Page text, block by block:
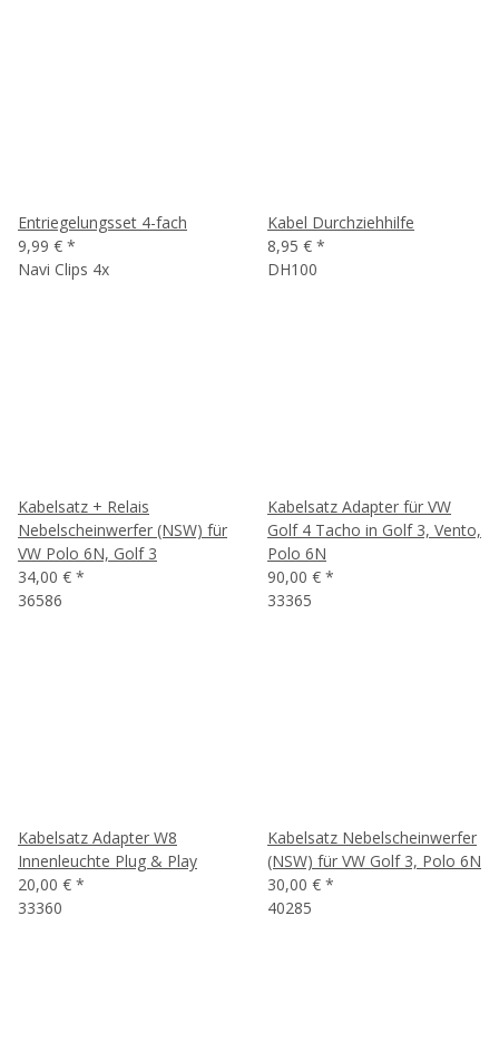
Entriegelungsset 4-fach
9,99 € *
Navi Clips 4x
Kabel Durchziehhilfe
8,95 € *
DH100
Kabelsatz + Relais
Nebelscheinwerfer (NSW) für
VW Polo 6N, Golf 3
34,00 € *
36586
Kabelsatz Adapter für VW
Golf 4 Tacho in Golf 3, Vento,
Polo 6N
90,00 € *
33365
Kabelsatz Adapter W8
Innenleuchte Plug & Play
20,00 € *
33360
Kabelsatz Nebelscheinwerfer
(NSW) für VW Golf 3, Polo 6N
30,00 € *
40285